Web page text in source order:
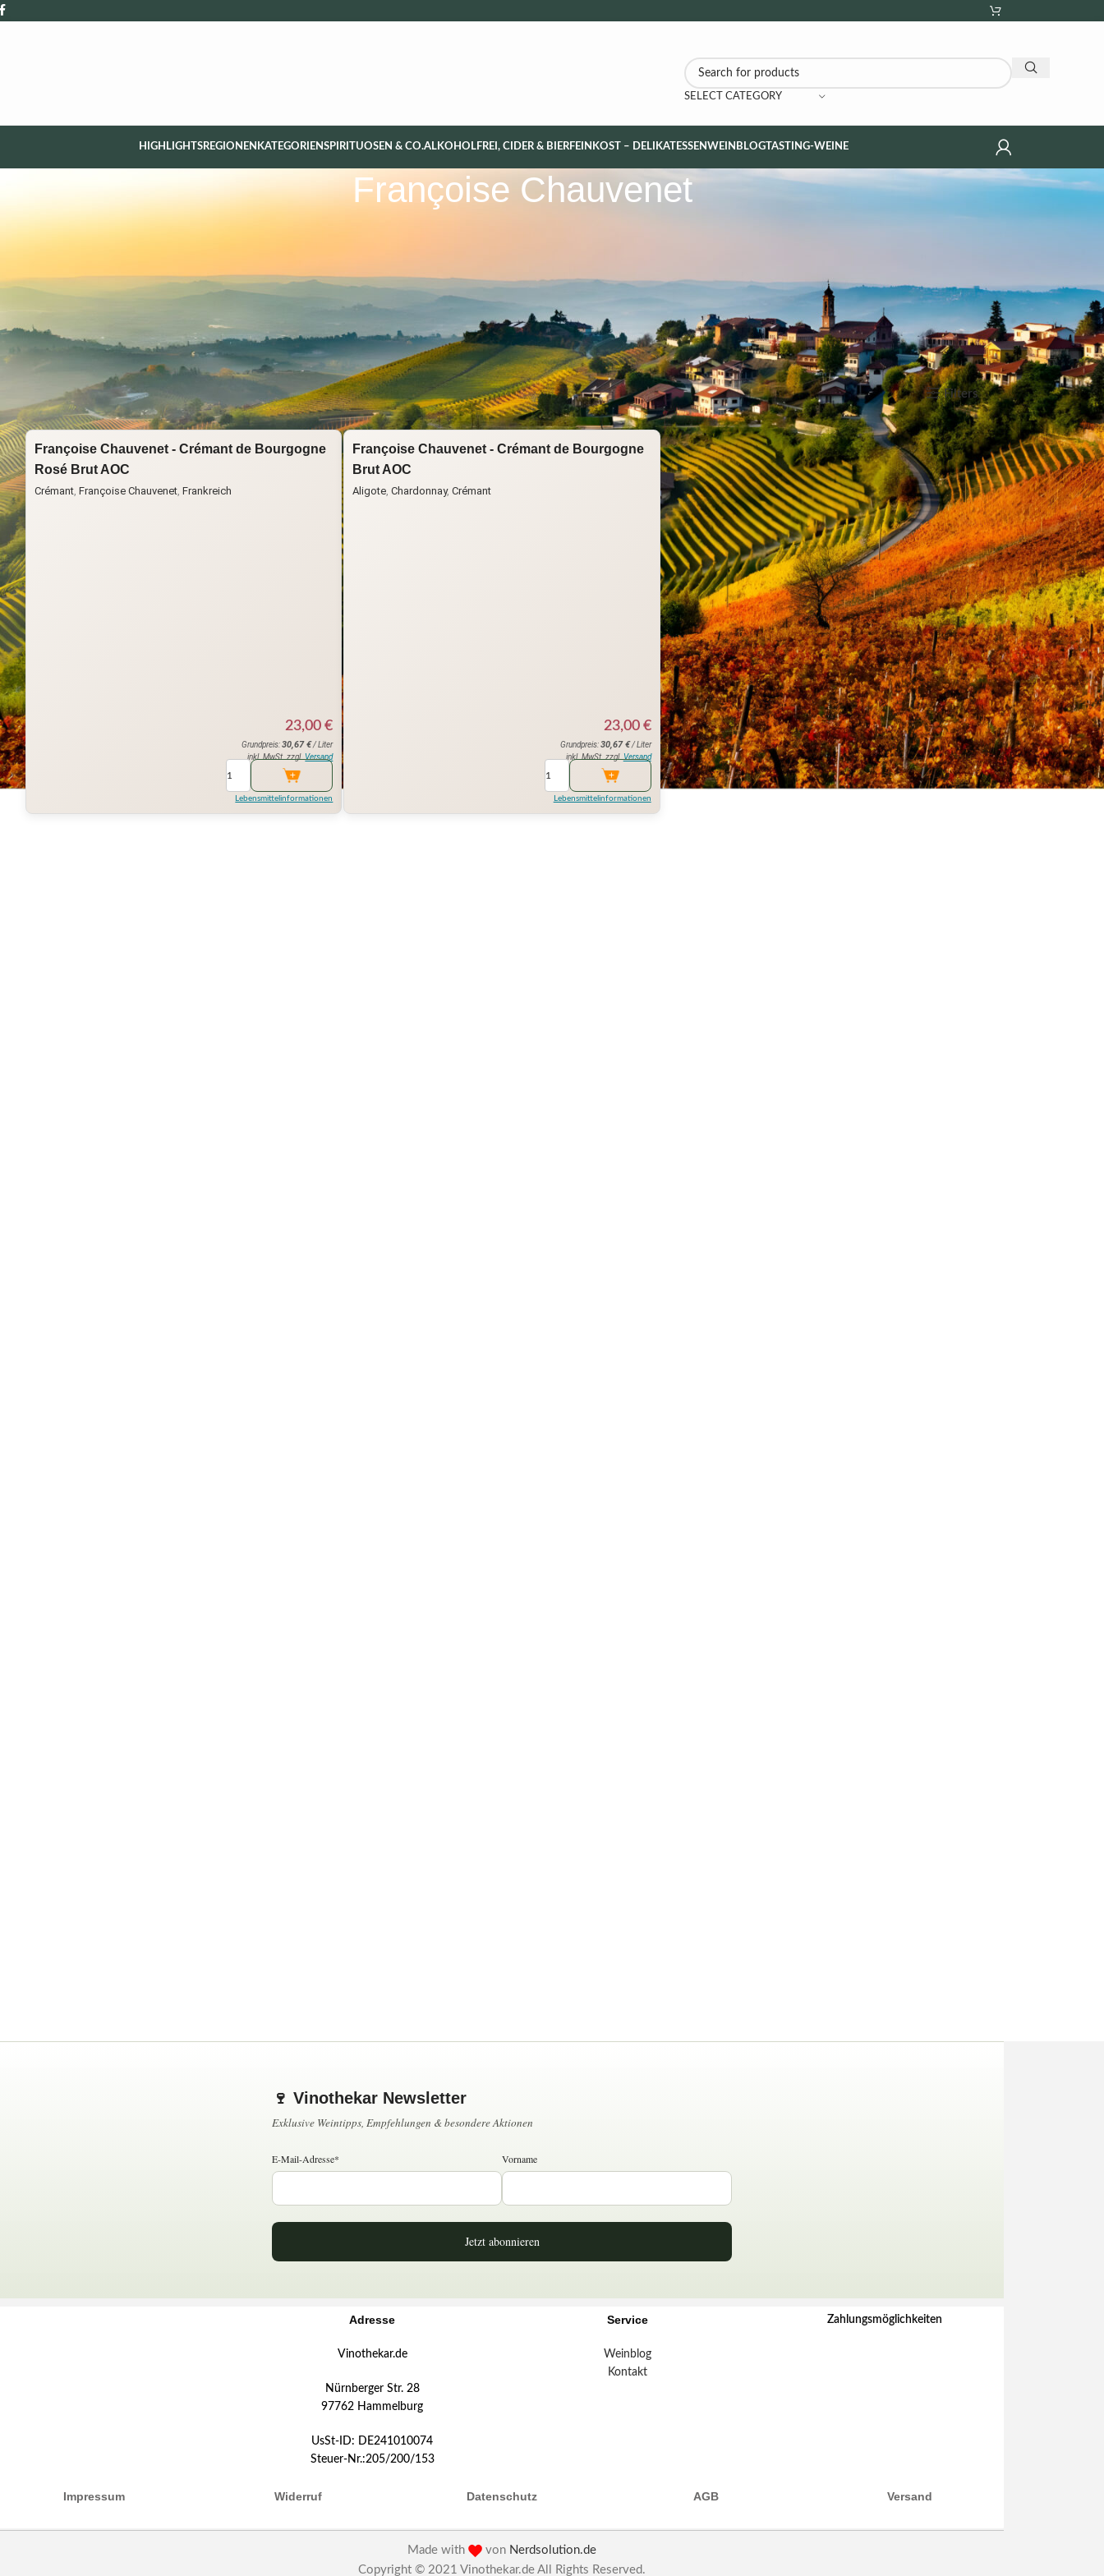
SELECT CATEGORY
HIGHLIGHTSREGIONEN KATEGORIENSPIRITUOSEN & CO.ALKOHOLFREI, CIDER & BIERFEINKOST – DELIKATESSENWEINBLOGTASTING-WEINE
Françoise Chauvenet
Frankreich Show 9 12 18 24 Filters
Françoise Chauvenet - Crémant de Bourgogne
Rosé Brut AOC
Crémant, Françoise Chauvenet, Frankreich
23,00€
Grundpreis:30,67€/ Liter
inkl. MwSt. zzgl.Versand
Lebensmittelinformationen
Françoise Chauvenet - Crémant de Bourgogne
Brut AOC
Aligote,Chardonnay,Crémant
23,00 €
Grundpreis:30,67€/ Liter
inkl. MwSt. zzgl. Versand
Lebensmittelinformationen
🍷 Vinothekar Newsletter
Exklusive Weintipps, Empfehlungen & besondere Aktionen
E-Mail-Adresse* Vorname
Jetzt abonnieren
Adresse
Vinothekar.de
Nürnberger Str. 28
97762 Hammelburg
UsSt-ID: DE241010074
Steuer-Nr.:205/200/153
Service
Weinblog
Kontakt
Zahlungsmöglichkeiten
Impressum Widerruf Datenschutz AGB Versand
Made with von Nerdsolution.de
Copyright © 2021 Vinothekar.de All Rights Reserved.